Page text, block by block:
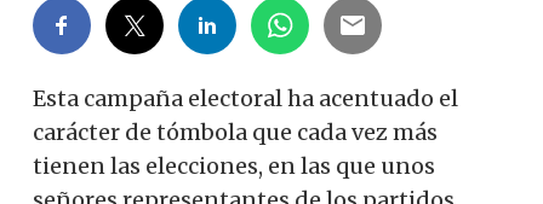
Esta campaña electoral ha acentuado el
carácter de tómbola que cada vez más
tienen las elecciones, en las que unos